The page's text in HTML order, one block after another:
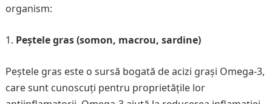
organism:
Peștele gras (somon, macrou, sardine)
Peștele gras este o sursă bogată de acizi grași Omega-3,
care sunt cunoscuți pentru proprietățile lor